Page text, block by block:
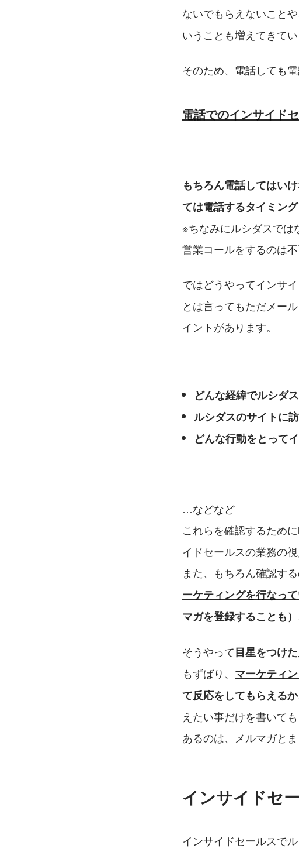
ないでもらえないことや
いうことも増えてきてい
そのため、電話しても
電話でのインサイド
もちろん電話してはい
ては電話するタイミン
※ちなみにルシダスでは
営業コールをするのは
ではどうやってインサ
とは言ってもただメー
イントがあります。
どんな経緯でルシダ
ルシダスのサイトに
どんな行動をとって
…などなど
これらを確認するために
イドセールスの業務の
また、もちろん確認す
ーケティングを行なっ
マガを登録することも
そうやって目星をつけ
もずばり、 マーケティ
て反応をしてもらえる
えたい事だけを書いて
あるのは、メルマガと
インサイドセ
インサイドセールスで